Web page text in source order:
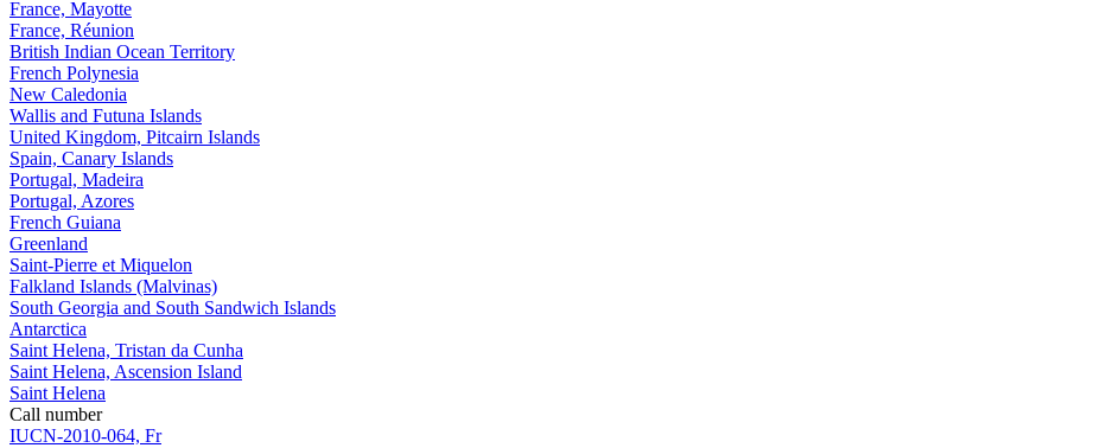
France, Mayotte
France, Réunion
British Indian Ocean Territory
French Polynesia
New Caledonia
Wallis and Futuna Islands
United Kingdom, Pitcairn Islands
Spain, Canary Islands
Portugal, Madeira
Portugal, Azores
French Guiana
Greenland
Saint-Pierre et Miquelon
Falkland Islands (Malvinas)
South Georgia and South Sandwich Islands
Antarctica
Saint Helena, Tristan da Cunha
Saint Helena, Ascension Island
Saint Helena
Call number
IUCN-2010-064, Fr